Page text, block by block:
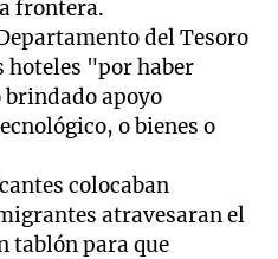
frontera.
del Tesoro
hoteles "por haber
apoyo
o bienes o
colocaban
atravesaran el
tablón para que